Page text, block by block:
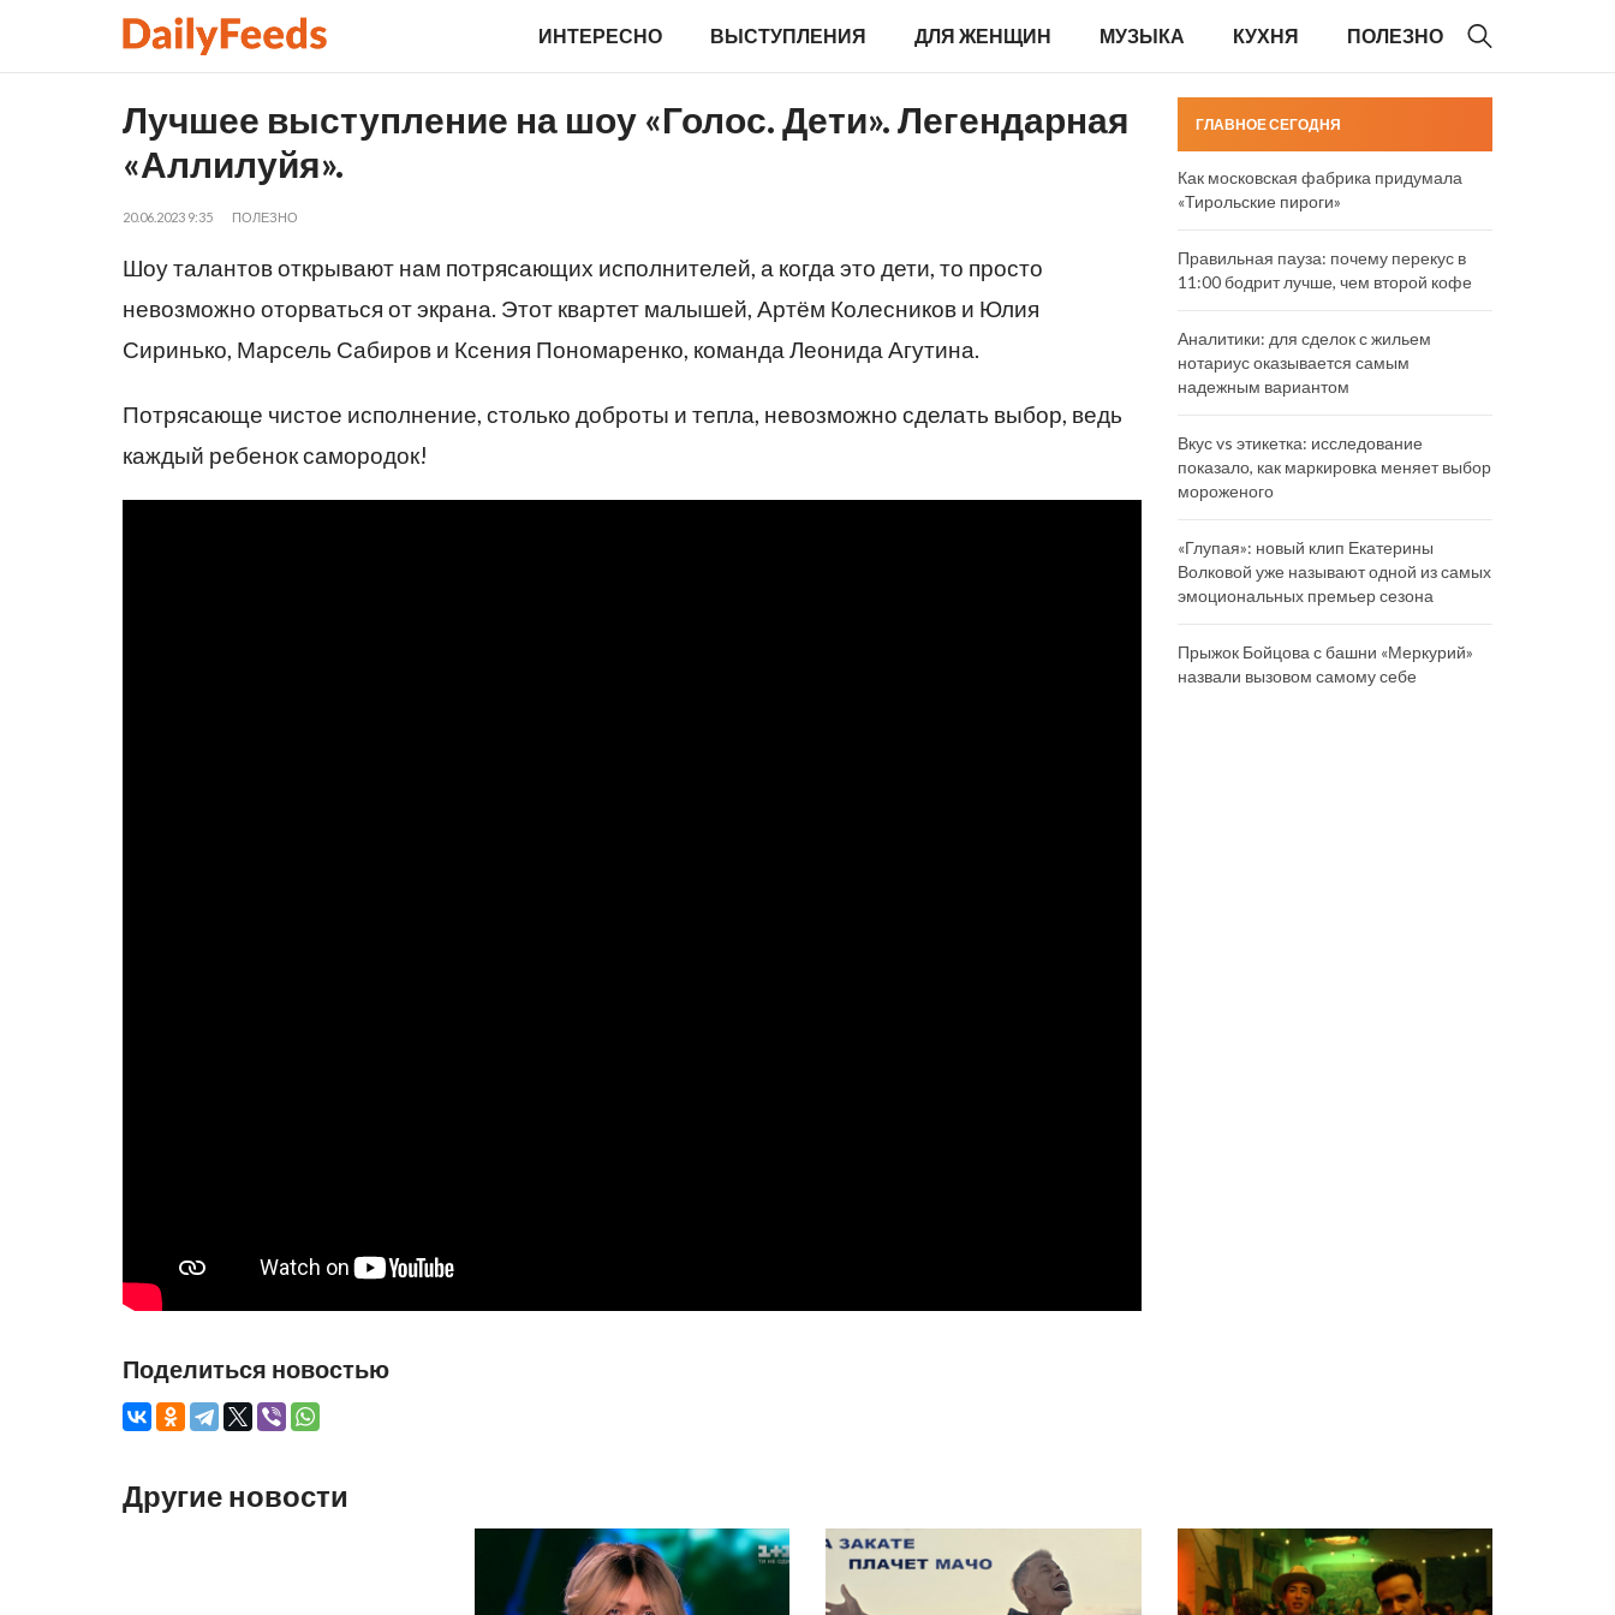
ИНТЕРЕСНО ВЫСТУПЛЕНИЯ ДЛЯ ЖЕНЩИН МУЗЫКА КУХНЯ ПОЛЕЗНО
Лучшее выступление на шоу «Голос. Дети». Легендарная
«Аллилуйя».
20.06.2023 9:35 ПОЛЕЗНО
Шоу талантов открывают нам потрясающих исполнителей, а когда это дети, то просто
невозможно оторваться от экрана. Этот квартет малышей, Артём Колесников и Юлия
Сиринько, Марсель Сабиров и Ксения Пономаренко, команда Леонида Агутина.
Потрясающе чистое исполнение, столько доброты и тепла, невозможно сделать выбор, ведь
каждый ребенок самородок!
Поделиться новостью
ГЛАВНОЕ СЕГОДНЯ
Как московская фабрика придумала
«Тирольские пироги»
Правильная пауза: почему перекус в
11:00 бодрит лучше, чем второй кофе
Аналитики: для сделок с жильем
нотариус оказывается самым
надежным вариантом
Вкус vs этикетка: исследование
показало, как маркировка меняет выбор
мороженого
«Глупая»: новый клип Екатерины
Волковой уже называют одной из самых
эмоциональных премьер сезона
Прыжок Бойцова с башни «Меркурий»
назвали вызовом самому себе
Другие новости